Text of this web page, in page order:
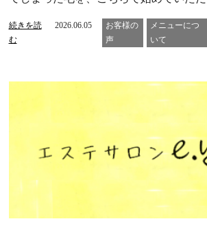
続きを読
む
2026.06.05
お客様の
声
メニューにつ
いて